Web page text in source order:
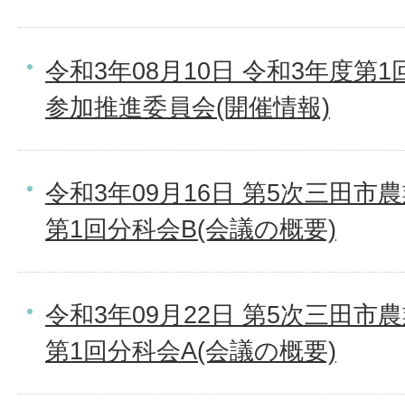
令和3年08月10日 令和3年度第1
参加推進委員会(開催情報)
令和3年09月16日 第5次三田市
第1回分科会B(会議の概要)
令和3年09月22日 第5次三田市
第1回分科会A(会議の概要)